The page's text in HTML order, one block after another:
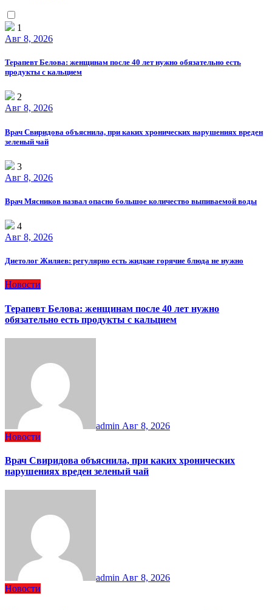
1
Авг 8, 2026
Терапевт Белова: женщинам после 40 лет нужно обязательно есть
продукты с кальцием
2
Авг 8, 2026
Врач Свиридова объяснила, при каких хронических нарушениях вреден
зеленый чай
3
Авг 8, 2026
Врач Мясников назвал опасно большое количество выпиваемой воды
4
Авг 8, 2026
Диетолог Жиляев: регулярно есть жидкие горячие блюда не нужно
Новости
Терапевт Белова: женщинам после 40 лет нужно
обязательно есть продукты с кальцием
admin Авг 8, 2026
Новости
Врач Свиридова объяснила, при каких хронических
нарушениях вреден зеленый чай
admin Авг 8, 2026
Новости